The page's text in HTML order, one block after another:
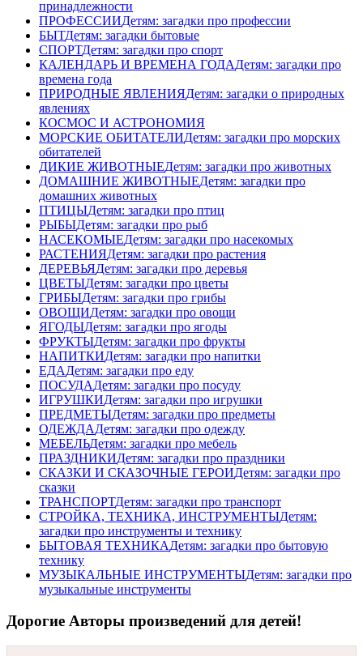
принадлежности
ПРОФЕССИИДетям: загадки про профессии
БЫТДетям: загадки бытовые
СПОРТДетям: загадки про спорт
КАЛЕНДАРЬ И ВРЕМЕНА ГОДАДетям: загадки про
времена года
ПРИРОДНЫЕ ЯВЛЕНИЯДетям: загадки о природных
явлениях
КОСМОС И АСТРОНОМИЯ
МОРСКИЕ ОБИТАТЕЛИДетям: загадки про морских
обитателей
ДИКИЕ ЖИВОТНЫЕДетям: загадки про животных
ДОМАШНИЕ ЖИВОТНЫЕДетям: загадки про
домашних животных
ПТИЦЫДетям: загадки про птиц
РЫБЫДетям: загадки про рыб
НАСЕКОМЫЕДетям: загадки про насекомых
РАСТЕНИЯДетям: загадки про растения
ДЕРЕВЬЯДетям: загадки про деревья
ЦВЕТЫДетям: загадки про цветы
ГРИБЫДетям: загадки про грибы
ОВОЩИДетям: загадки про овощи
ЯГОДЫДетям: загадки про ягоды
ФРУКТЫДетям: загадки про фрукты
НАПИТКИДетям: загадки про напитки
ЕДАДетям: загадки про еду
ПОСУДАДетям: загадки про посуду
ИГРУШКИДетям: загадки про игрушки
ПРЕДМЕТЫДетям: загадки про предметы
ОДЕЖДАДетям: загадки про одежду
МЕБЕЛЬДетям: загадки про мебель
ПРАЗДНИКИДетям: загадки про праздники
СКАЗКИ И СКАЗОЧНЫЕ ГЕРОИДетям: загадки про
сказки
ТРАНСПОРТДетям: загадки про транспорт
СТРОЙКА, ТЕХНИКА, ИНСТРУМЕНТЫДетям:
загадки про инструменты и технику
БЫТОВАЯ ТЕХНИКАДетям: загадки про бытовую
технику
МУЗЫКАЛЬНЫЕ ИНСТРУМЕНТЫДетям: загадки про
музыкальные инструменты
Дорогие Авторы произведений для детей!